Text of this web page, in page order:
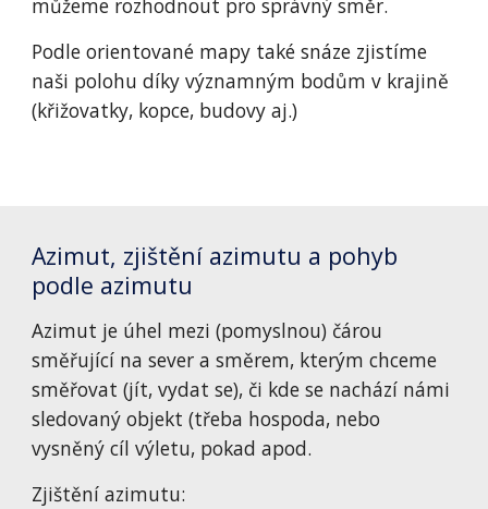
můžeme rozhodnout pro správný směr.
Podle orientované mapy také snáze zjistíme
naši polohu díky významným bodům v krajině
(křižovatky, kopce, budovy aj.)
Azimut, zjištění azimutu a pohyb
podle azimutu
Azimut je úhel mezi (pomyslnou) čárou
směřující na sever a směrem, kterým chceme
směřovat (jít, vydat se), či kde se nachází námi
sledovaný objekt (třeba hospoda, nebo
vysněný cíl výletu, pokad apod.
Zjištění azimutu: